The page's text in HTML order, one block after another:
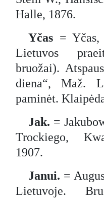
Halle, 1876.
Yčas = Yčas,
Lietuvos
bruožai).
diena“, Maž.
paminėt.
Jak. =
Trockiego,
1907.
Janui. =
Lietuvoje.